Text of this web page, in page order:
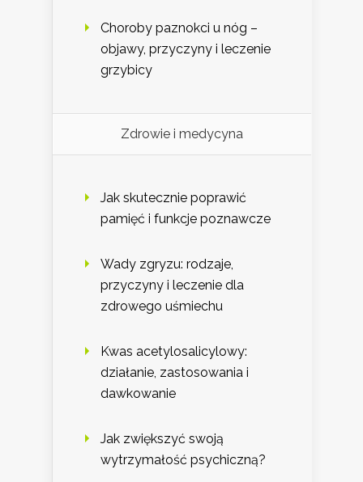
Choroby paznokci u nóg –
objawy, przyczyny i leczenie
grzybicy
Zdrowie i medycyna
Jak skutecznie poprawić
pamięć i funkcje poznawcze
Wady zgryzu: rodzaje,
przyczyny i leczenie dla
zdrowego uśmiechu
Kwas acetylosalicylowy:
działanie, zastosowania i
dawkowanie
Jak zwiększyć swoją
wytrzymałość psychiczną?